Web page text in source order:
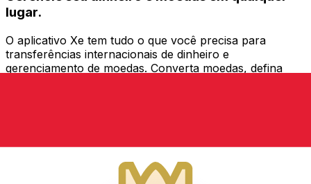
lugar.
O aplicativo Xe tem tudo o que você precisa para
transferências internacionais de dinheiro e
gerenciamento de moedas. Converta moedas, defina